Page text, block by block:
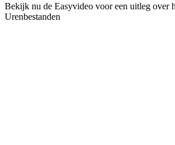
Bekijk nu de Easyvideo voor een uitleg over
Urenbestanden